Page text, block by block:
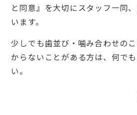
と同意』を大切にスタッフ一同
います。
少しでも歯並び・噛み合わせの
からないことがある方は、何で
い。